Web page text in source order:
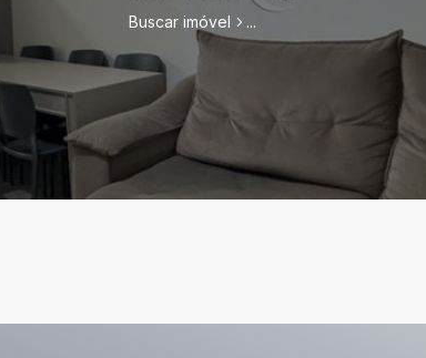
Buscar imóvel ...